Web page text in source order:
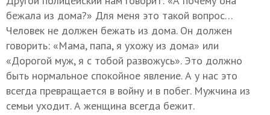
бежала из дома?» Для меня это такой вопрос…
Человек не должен бежать из дома. Он должен
говорить: «Мама, папа, я ухожу из дома» или
«Дорогой муж, я с тобой развожусь». Это должно
быть нормальное спокойное явление. А у нас это
всегда превращается в войну и в побег. Мужчина из
семьи уходит. А женщина всегда бежит.